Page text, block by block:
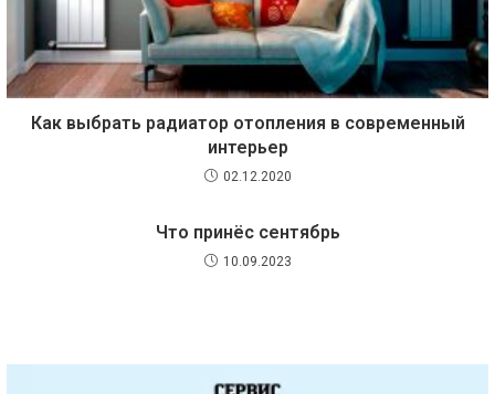
Как выбрать радиатор отопления в современный
интерьер
02.12.2020
Что принёс сентябрь
10.09.2023